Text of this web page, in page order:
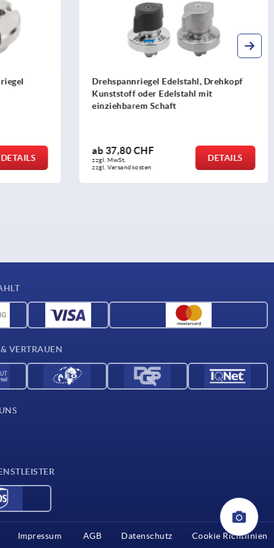
DETAILS
Drehspannriegel Edelstahl, Drehkopf
Kunststoff oder Edelstahl mit
einziehbarem Schaft
ab 37,80 CHF
zzgl. MwSt.
zzgl. Versandkosten
DETAILS
VERTRAUEN
Impressum AGB Datenschutz Cookie Richtlinien